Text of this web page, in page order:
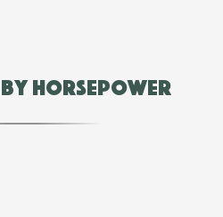
Horsepower